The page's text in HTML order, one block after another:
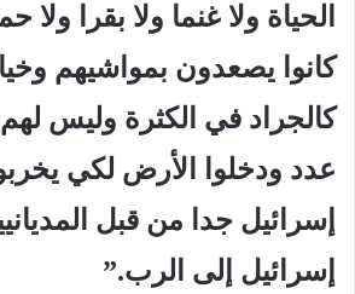
الحياة ولا غنما ولا بقرا ولا
كانوا يصعدون بمواشيهم
كالجراد في الكثرة وليس
عدد ودخلوا الأرض لكي
إسرائيل جدا من قبل
إسرائيل إلى الرب.”